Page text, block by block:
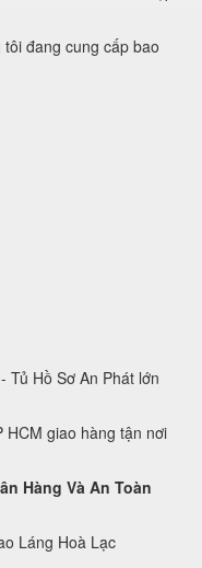
đang cung cấp bao
Tủ Hồ Sơ An Phát lớn
HCM giao hàng tận nơi
Hàng Và An Toàn
Láng Hoà Lạc